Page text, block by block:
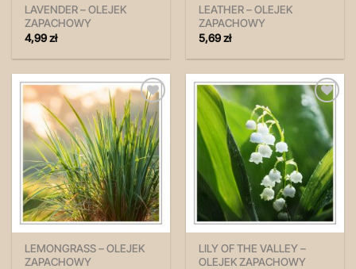
LAVENDER – OLEJEK
ZAPACHOWY
4,99zł
LEATHER – OLEJEK
ZAPACHOWY
5,69zł
Zapisz
na
później!
LEMONGRASS – OLEJEK
ZAPACHOWY
Zapisz
na
później!
LILY OF THE VALLEY –
OLEJEK ZAPACHOWY